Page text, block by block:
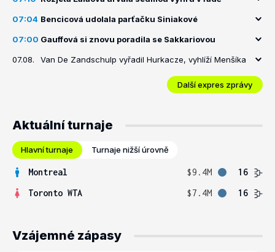
07:04 Bencicová udolala parťačku Siniakové
07:00 Gauffová si znovu poradila se Sakkariovou
07.08. Van De Zandschulp vyřadil Hurkacze, vyhlíží Menšíka
Další expres zprávy
Aktuální turnaje
Hlavní turnaje Turnaje nižší úrovně
Montreal $9.4M
16
Toronto WTA
$7.4M 16
Vzájemné zápasy